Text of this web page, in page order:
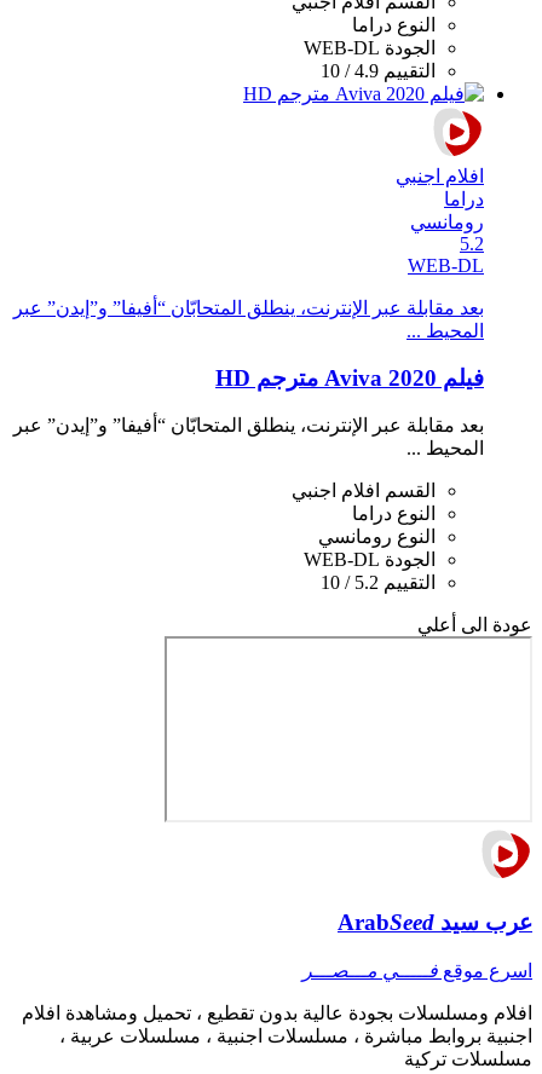
النوع دراما
الجودة WEB-DL
التقييم 4.9 / 10
افلام اجنبي
دراما
رومانسي
5.2
WEB-DL
بعد مقابلة عبر الإنترنت، ينطلق المتحابّان “أفيفا” و”إيدن” عبر
المحيط ...
فيلم Aviva 2020 مترجم HD
بعد مقابلة عبر الإنترنت، ينطلق المتحابّان “أفيفا” و”إيدن” عبر
المحيط ...
القسم
افلام اجنبي
النوع دراما
النوع رومانسي
الجودة WEB-DL
التقييم 5.2 / 10
عودة الى أعلي
عرب سيد ArabSeed
اسرع موقع فـــــي مـــصـــر
افلام ومسلسلات بجودة عالية بدون تقطيع ، تحميل ومشاهدة افلام
اجنبية بروابط مباشرة ، مسلسلات اجنبية ، مسلسلات عربية ،
مسلسلات تركية